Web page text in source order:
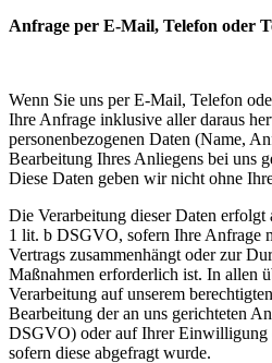
Anfrage per E-Mail, Telefon oder
Wenn Sie uns per E-Mail, Telefon
Ihre Anfrage inklusive aller daraus
personenbezogenen Daten (Name,
Bearbeitung Ihres Anliegens bei uns
Diese Daten geben wir nicht ohne
Die Verarbeitung dieser Daten
1 lit. b DSGVO, sofern Ihre Anfrage
Vertrags zusammenhängt oder zur
Maßnahmen erforderlich ist. In allen
Verarbeitung auf unserem
Bearbeitung der an uns gerichteten
DSGVO) oder auf Ihrer
sofern diese abgefragt wurde.